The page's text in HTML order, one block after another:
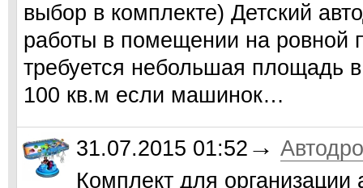
выбор в комплекте) Детский
работы в помещении на ровной
требуется небольшая площадь
100 кв.м если машинок…
31.07.2015 01:52 →
Комплект для